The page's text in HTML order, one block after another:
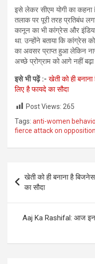
इसे लेकर सीएम योगी का कहना
तलाक पर पूरी तरह प्रतिबंध
कानून का भी कांग्रेस और
था. उन्‍होंने बताया कि
का अवसर प्राप्त हुआ लेकिन
अच्छे प्रोग्राम को आगे नहीं बढ़ा
इसे भी पढ़ें :- खेती को ही
लिए है फायदे का सौदा
Post Views: 265
Tags: anti-women
fierce attack on
Post
navigation
खेती को ही बनाना है
का सौदा
Aaj Ka Rashifal: आज इन